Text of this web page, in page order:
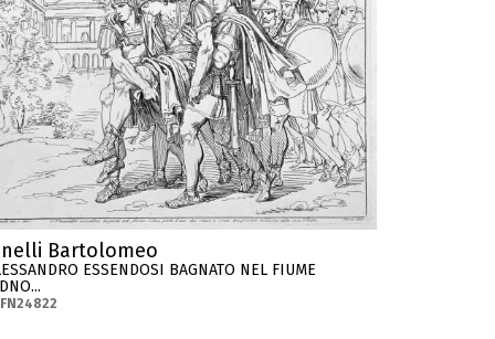
Bartolomeo
ESSENDOSI BAGNATO NEL FIUME